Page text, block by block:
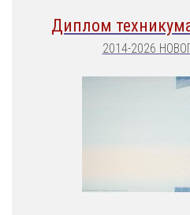
Диплом
2014-2026